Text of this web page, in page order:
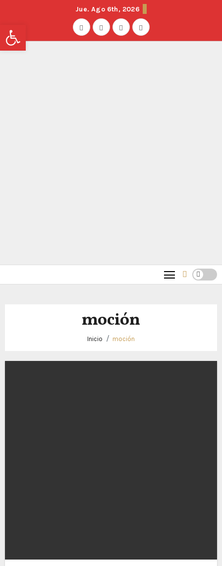
Jue. Ago 6th, 2026
moción
Inicio moción
Abrir barra de herramientas